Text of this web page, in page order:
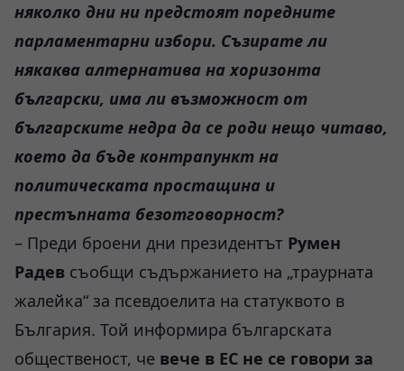
няколко дни ни предстоят поредните
парламентарни избори. Съзирате ли
някаква алтернатива на хоризонта
български, има ли възможност от
българските недра да се роди нещо читаво,
което да бъде контрапункт на
политическата простащина и
престъпната безотговорност?
– Преди броени дни президентът Румен
Радев съобщи съдържанието на „траурната
жалейка“ за псевдоелита на статуквото в
България. Той информира българската
общественост, че вече в ЕС не се говори за